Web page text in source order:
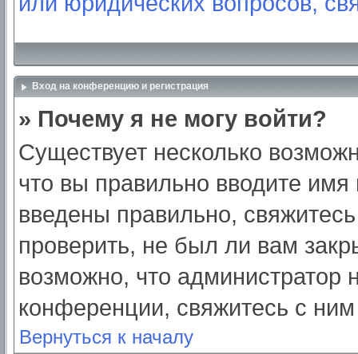
Вход на конференцию и регистрация
» Почему я не могу войти?
Существует несколько
что вы правильно вводите
введены правильно,
проверить, не был ли вам
возможно, что администратор
конференции, свяжитесь с
Вернуться к началу